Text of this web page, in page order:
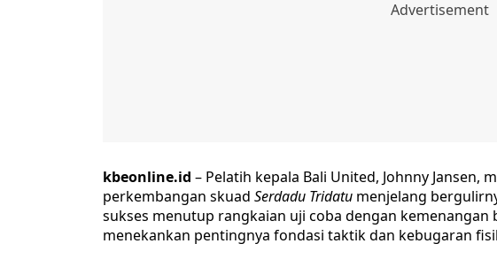
kbeonline.id – Pelatih kepala Bali United, Johnny
perkembangan skuad Serdadu Tridatu menjelang
sukses menutup rangkaian uji coba dengan kemenangan
menekankan pentingnya fondasi taktik dan kebugaran